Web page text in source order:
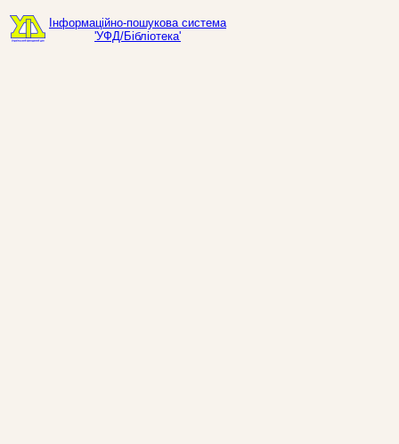
Інформаційно-пошукова система
'УФД/Бібліотека'